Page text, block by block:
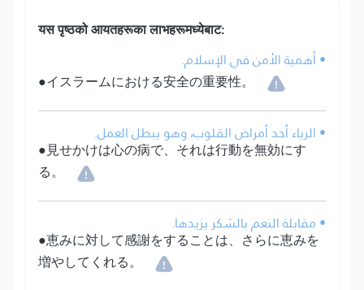
यस पृष्ठको आयतहरूका लाभहरूमध्येबाट:
• أهمية الأمن في الإسلام.
●イスラームにおける安全の重要性。
• الرياء أحد أمراض القلوب، وهو يبطل العمل.
●見せかけは心の病で、それは行動を無効にす
る。
• مقابلة النعم بالشكر يزيدها.
●恵みに対して感謝をすることは、さらに恵みを
増やしてくれる。